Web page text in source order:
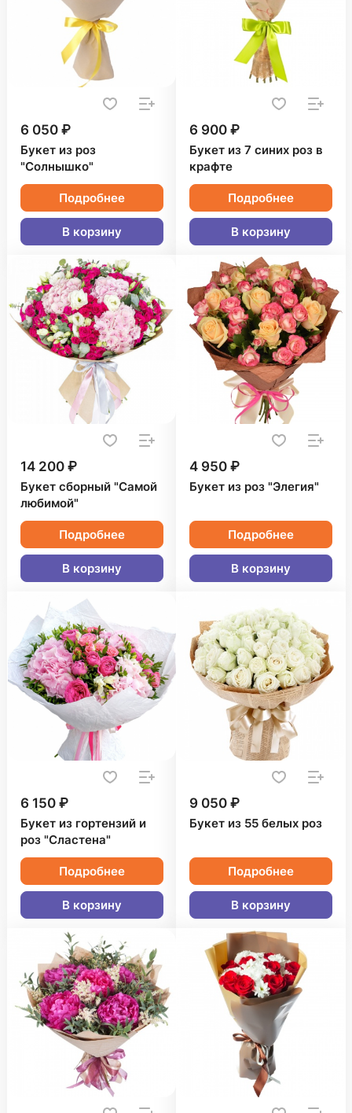
6 050 ₽
Букет из роз
"Солнышко"
Подробнее
В корзину
6 900 ₽
Букет из 7 синих роз в
крафте
Подробнее
В корзину
14 200 ₽
Букет сборный "Самой
любимой"
Подробнее
В корзину
4 950 ₽
Букет из роз "Элегия"
Подробнее
В корзину
6 150 ₽
Букет из гортензий и
роз "Сластена"
Подробнее
В корзину
9 050 ₽
Букет из 55 белых роз
Подробнее
В корзину